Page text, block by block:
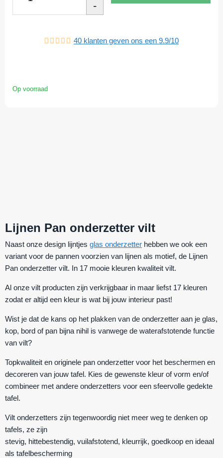
-
40 klanten geven ons een 9.9/10
Op voorraad
Lijnen Pan onderzetter vilt
Naast onze design lijntjes glas onderzetter hebben we ook een
variant voor de pannen voorzien van lijnen als motief, de Lijnen
Pan onderzetter vilt. In 17 mooie kleuren kwaliteit vilt.
Al onze vilt producten zijn verkrijgbaar in maar liefst 17 kleuren
zodat er altijd een kleur is wat bij jouw interieur past!
Wist je dat de kans op het plakken van de onderzetter aan je glas,
kop, bord of pan bijna nihil is vanwege de waterafstotende functie
van vilt?
Topkwaliteit en originele pan onderzetter voor het beschermen en
decoreren van jouw tafel. Kies de gewenste kleur of vorm en/of
combineer met andere onderzetters voor een sfeervolle gedekte
tafel.
Vilt onderzetters zijn tegenwoordig niet meer weg te denken op
tafels, ze zijn
stevig, hittebestendig, vuilafstotend, kleurrijk, goedkoop en ideaal
als tafelbescherming